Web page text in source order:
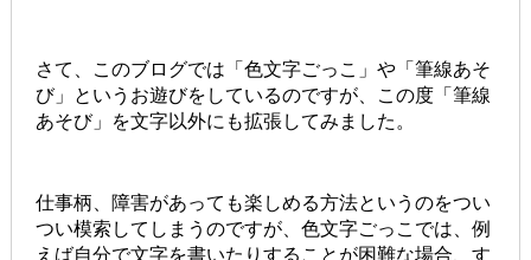
さて、このブログでは「色文字ごっこ」や「筆線あそ
び」というお遊びをしているのですが、この度「筆線
あそび」を文字以外にも拡張してみました。
仕事柄、障害があっても楽しめる方法というのをつい
つい模索してしまうのですが、色文字ごっこでは、例
えば自分で文字を書いたりすることが困難な場合、す